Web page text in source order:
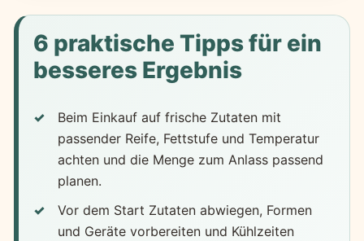
6 praktische Tipps für ein
besseres Ergebnis
Beim Einkauf auf frische Zutaten mit
passender Reife, Fettstufe und Temperatur
achten und die Menge zum Anlass passend
planen.
Vor dem Start Zutaten abwiegen, Formen
und Geräte vorbereiten und Kühlzeiten